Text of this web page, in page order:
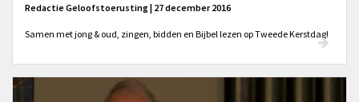
Redactie Geloofstoerusting | 27 december 2016
Samen met jong & oud, zingen, bidden en Bijbel lezen op Tweede Kerstdag!